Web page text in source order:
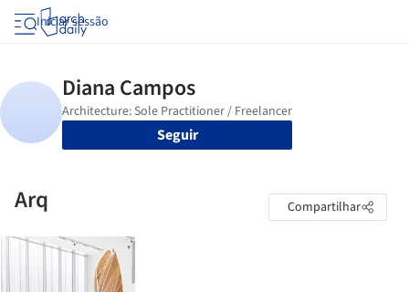
Iniciar sessão
Seguir
Arq Compartilhar